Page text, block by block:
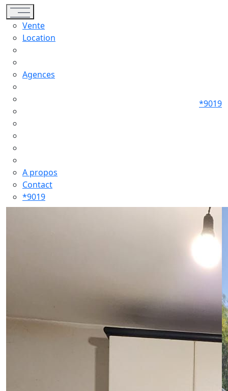
Toggle navigation
Vente
Location
Agences
A propos
Contact
*9019
*9019